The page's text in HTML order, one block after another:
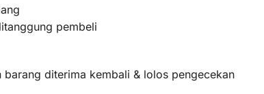
pembeli
diterima kembali & lolos pengecekan